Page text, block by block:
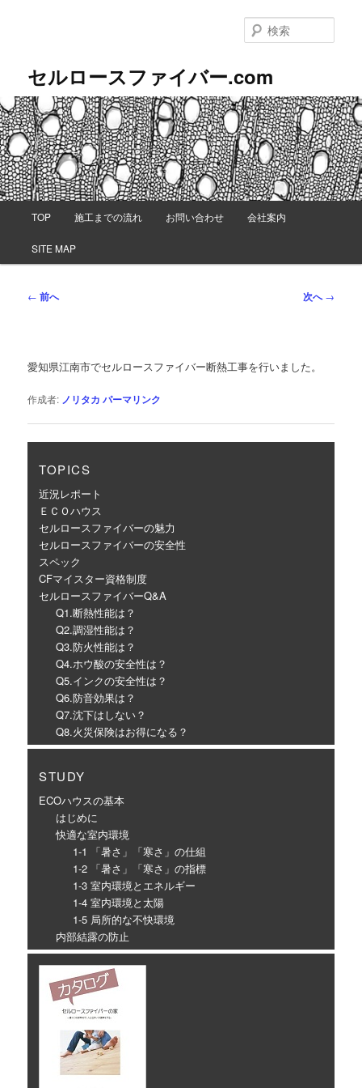
ン
ツ
へ
移
動
セルロースファイバー.com
索
TOP 施工までの流れ お問い合わせ 会社案内
SITE MAP
投
ゲ
シ
← 前へ 次へ→
愛知県江南市でセルロースファイバー断熱工事を行いました。
作成者: ノリタカ パーマリンク
TOPICS
近況レポート
ＥＣＯハウス
セルロースファイバーの魅力
セルロースファイバーの安全性
スペック
CFマイスター資格制度
セルロースファイバーQ&A
Q1.断熱性能は？
Q2.調湿性能は？
Q3.防火性能は？
Q4.ホウ酸の安全性は？
Q5.インクの安全性は？
Q6.防音効果は？
Q7.沈下はしない？
Q8.火災保険はお得になる？
STUDY
ECOハウスの基本
はじめに
快適な室内環境
1-1 「暑さ」「寒さ」の仕組
1-2 「暑さ」「寒さ」の指標
1-3 室内環境とエネルギー
1-4 室内環境と太陽
1-5 局所的な不快環境
内部結露の防止